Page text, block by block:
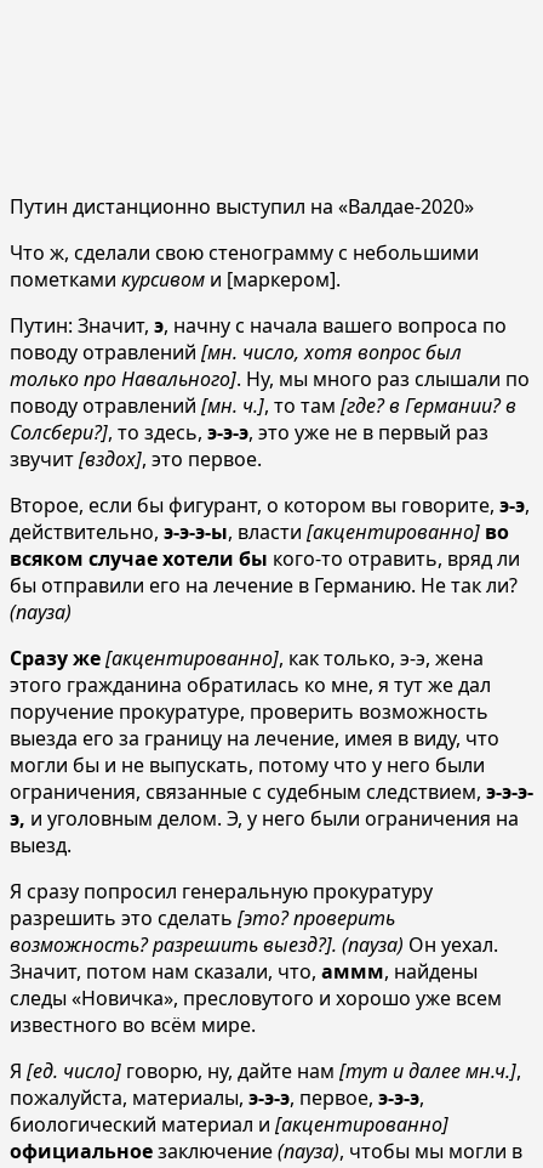
Путин дистанционно выступил на «Валдае-2020»
Что ж, сделали свою стенограмму с небольшими
пометками курсивом и [маркером].
Путин: Значит, э, начну с начала вашего вопроса по
поводу отравлений [мн. число, хотя вопрос был
только про Навального]. Ну, мы много раз слышали по
поводу отравлений [мн. ч.], то там [где? в Германии? в
Солсбери?], то здесь, э-э-э, это уже не в первый раз
звучит[вздох], это первое.
Второе, если бы фигурант, о котором вы говорите, э-э,
действительно, э-э-э-ы, власти [акцентированно] во
всяком случае хотели бы кого-то отравить, вряд ли
бы отправили его на лечение в Германию. Не так ли?
(пауза)
Сразу же[акцентированно], как только, э-э, жена
этого гражданина обратилась ко мне, я тут же дал
поручение прокуратуре, проверить возможность
выезда его за границу на лечение, имея в виду, что
могли бы и не выпускать, потому что у него были
ограничения, связанные с судебным следствием, э-э-э-
э, и уголовным делом. Э, у него были ограничения на
выезд.
Я сразу попросил генеральную прокуратуру
разрешить это сделать [это? проверить
возможность? разрешить выезд?]. (пауза) Он уехал.
Значит, потом нам сказали, что, аммм, найдены
следы «Новичка», пресловутого и хорошо уже всем
известного во всём мире.
Я [ед. число] говорю, ну, дайте нам [тут и далее мн.ч.],
пожалуйста, материалы, э-э-э, первое, э-э-э,
биологический материал и [акцентированно]
официальноезаключение(пауза), чтобы мы могли в